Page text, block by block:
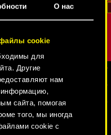
О нас
cookie
для
Другие
нам
информацию,
сайта, помогая
того, мы иногда
cookie с
работы он
и не утратил
Алекс
Впрочем,